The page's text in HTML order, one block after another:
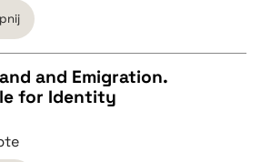
and Emigration.
for Identity